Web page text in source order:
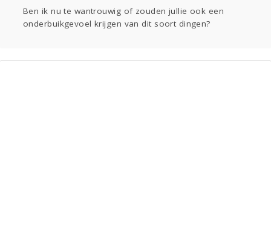
Ben ik nu te wantrouwig of zouden jullie ook een
onderbuikgevoel krijgen van dit soort dingen?